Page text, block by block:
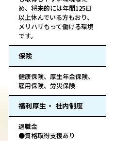
め、将来的には年間125日
以上休んでいる方もおり、
メリハリもって働ける環境
です。
保険
健康保険、厚生年金保険、
雇用保険、労災保険
福利厚生・ 社内制度
退職金
●資格取得支援あり